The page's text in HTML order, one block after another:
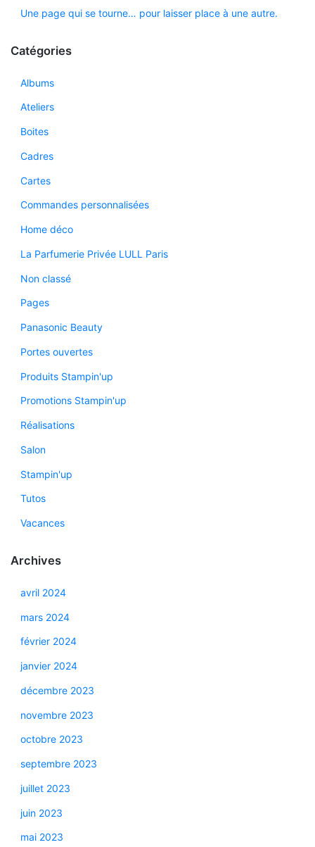
Une page qui se tourne… pour laisser place à une autre.
Catégories
Albums
Ateliers
Boites
Cadres
Cartes
Commandes personnalisées
Home déco
La Parfumerie Privée LULL Paris
Non classé
Pages
Panasonic Beauty
Portes ouvertes
Produits Stampin'up
Promotions Stampin'up
Réalisations
Salon
Stampin'up
Tutos
Vacances
Archives
avril 2024
mars 2024
février 2024
janvier 2024
décembre 2023
novembre 2023
octobre 2023
septembre 2023
juillet 2023
juin 2023
mai 2023